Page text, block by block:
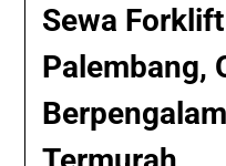
Sewa
Palembang,